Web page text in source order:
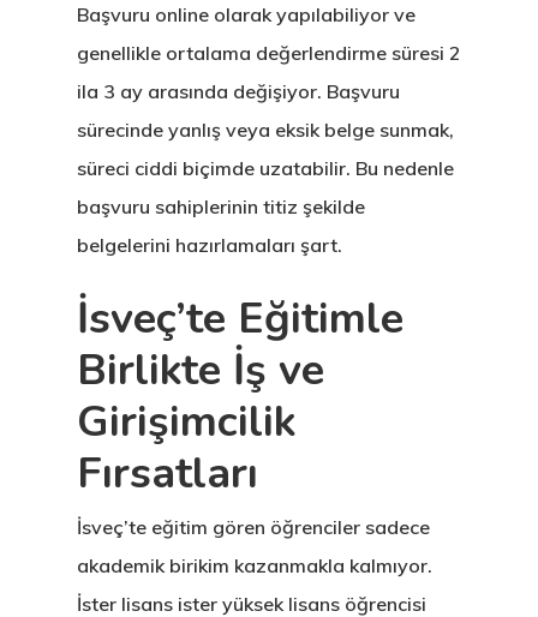
Başvuru online olarak yapılabiliyor ve
genellikle ortalama değerlendirme süresi 2
ila 3 ay arasında değişiyor. Başvuru
sürecinde yanlış veya eksik belge sunmak,
süreci ciddi biçimde uzatabilir. Bu nedenle
başvuru sahiplerinin titiz şekilde
belgelerini hazırlamaları şart.
İsveç’te Eğitimle
Birlikte İş ve
Girişimcilik
Fırsatları
İsveç’te eğitim gören öğrenciler sadece
akademik birikim kazanmakla kalmıyor.
İster lisans ister yüksek lisans öğrencisi